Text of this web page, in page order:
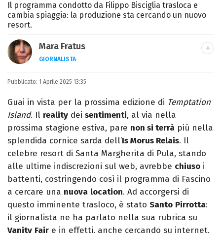
Il programma condotto da Filippo Bisciglia trasloca e
cambia spiaggia: la produzione sta cercando un nuovo
resort.
Mara Fratus
GIORNALISTA
Nella mia vita non possono mancare, il
silenzio, il mare e Il Libro dell'inquietudine
sul comodino, insieme a un romanzo di
Zafon.
Pubblicato: 1 Aprile 2025 13:35
Guai in vista per la prossima edizione di Temptation
Island. Il reality dei sentimenti, al via nella
prossima stagione estiva, pare non si terrà più nella
splendida cornice sarda dell’Is Morus Relais. Il
celebre resort di Santa Margherita di Pula, stando
alle ultime indiscrezioni sul web, avrebbe chiuso i
battenti, costringendo così il programma di Fascino
a cercare una nuova location. Ad accorgersi di
questo imminente trasloco, è stato Santo Pirrotta:
il giornalista ne ha parlato nella sua rubrica su
Vanity Fair e in effetti, anche cercando su internet,